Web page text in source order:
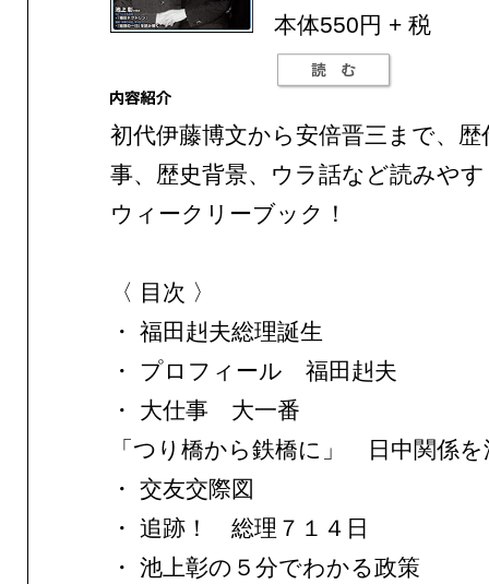
本体550円 + 税
初代伊藤博文から安倍晋三まで、歴
事、歴史背景、ウラ話など読みや
ウィークリーブック！
〈 目次 〉
・ 福田赳夫総理誕生
・ プロフィール 福田赳夫
・ 大仕事 大一番
「つり橋から鉄橋に」 日中関係
・ 交友交際図
・ 追跡！ 総理７１４日
・ 池上彰の５分でわかる政策